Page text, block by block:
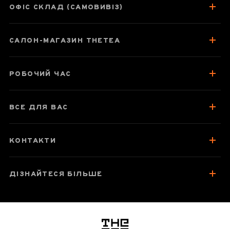
Паспорт товару
Смак, аромат, колір
Відгуки чаєманів
ОФІС СКЛАД (САМОВИВІЗ)
САЛОН-МАГАЗИН THETEA
РОБОЧИЙ ЧАС
ВСЕ ДЛЯ ВАС
КОНТАКТИ
ДІЗНАЙТЕСЯ БІЛЬШЕ
логотип